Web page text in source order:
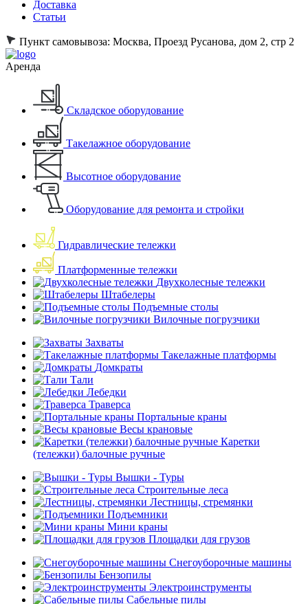
Доставка
Статьи
Пункт самовывоза: Москва, Проезд Русанова, дом 2, стр 2
Аренда
Складское оборудование
Такелажное оборудование
Высотное оборудование
Оборудование для ремонта и стройки
Гидравлические тележки
Платформенные тележки
Двухколесные тележки
Штабелеры
Подъемные столы
Вилочные погрузчики
Захваты
Такелажные платформы
Домкраты
Тали
Лебедки
Траверса
Портальные краны
Весы крановые
Каретки
(тележки) балочные ручные
Вышки - Туры
Строительные леса
Лестницы, стремянки
Подъемники
Мини краны
Площадки для грузов
Снегоуборочные машины
Бензопилы
Электроинструменты
Сабельные пилы